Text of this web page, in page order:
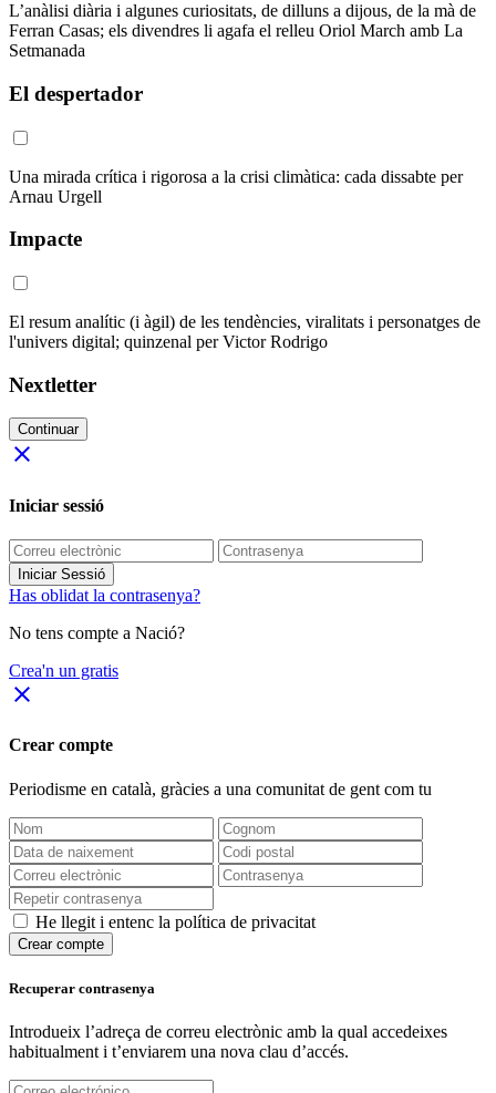
L’anàlisi diària i algunes curiositats, de dilluns a dijous, de la mà de
Ferran Casas; els divendres li agafa el relleu Oriol March amb La
Setmanada
El despertador
Una mirada crítica i rigorosa a la crisi climàtica: cada dissabte per
Arnau Urgell
Impacte
El resum analític (i àgil) de les tendències, viralitats i personatges de
l'univers digital; quinzenal per Victor Rodrigo
Nextletter
Continuar
close
Iniciar sessió
Iniciar Sessió
Has oblidat la contrasenya?
No tens compte a Nació?
Crea'n un gratis
close
Crear compte
Periodisme en català, gràcies a una comunitat de gent com tu
He llegit i entenc la política de privacitat
Crear compte
Recuperar contrasenya
Introdueix l’adreça de correu electrònic amb la qual accedeixes
habitualment i t’enviarem una nova clau d’accés.